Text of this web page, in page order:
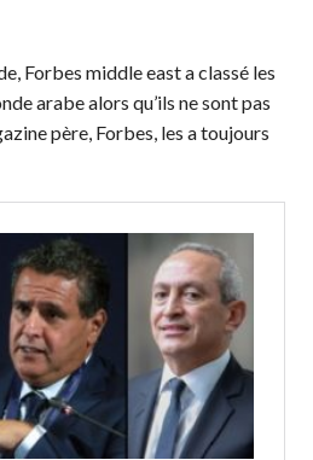
Forbes middle east a classé les
arabe alors qu’ils ne sont pas
père, Forbes, les a toujours